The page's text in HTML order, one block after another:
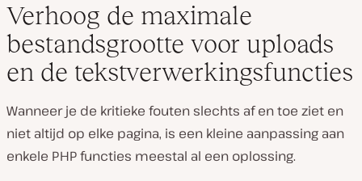
Verhoog de maximale
bestandsgrootte voor uploads
en de tekstverwerkingsfuncties
Wanneer je de kritieke fouten slechts af en toe ziet en
niet altijd op elke pagina, is een kleine aanpassing aan
enkele PHP functies meestal al een oplossing.